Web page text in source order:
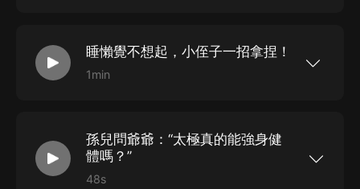
睡懶覺不想起，小侄子一招拿捏！
1min
孫兒問爺爺：“太極真的能強身健
體嗎？”
48s